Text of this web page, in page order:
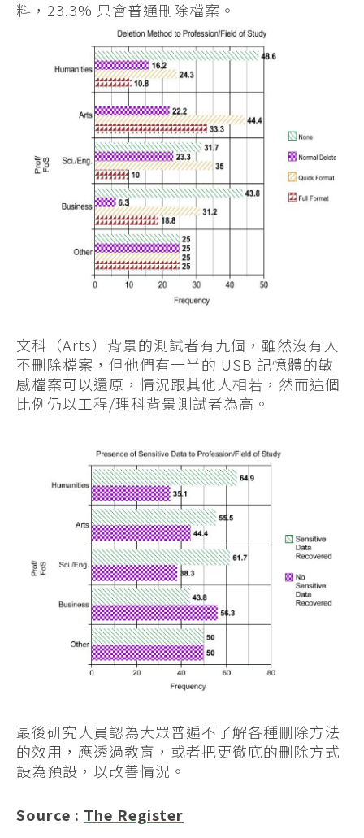
料，23.3% 只會普通刪除檔案。
文科（Arts）背景的測試者有九個，雖然沒有人
不刪除檔案，但他們有一半的 USB 記憶體的敏
感檔案可以還原，情況跟其他人相若，然而這個
比例仍以工程/理科背景測試者為高。
最後研究人員認為大眾普遍不了解各種刪除方法
的效用，應透過教肓，或者把更徹底的刪除方式
設為預設，以改善情況。
Source : The Register